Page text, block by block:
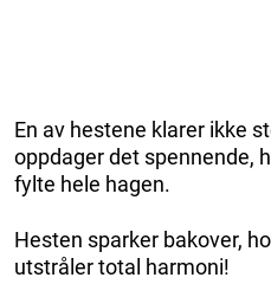
En av hestene klarer ikke
oppdager det spennende,
fylte hele hagen.
Hesten sparker bakover,
utstråler total harmoni!